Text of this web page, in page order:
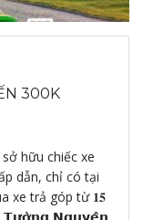
300K
hữu chiếc xe
dẫn, chỉ có tại
trả góp từ 𝟏𝟓